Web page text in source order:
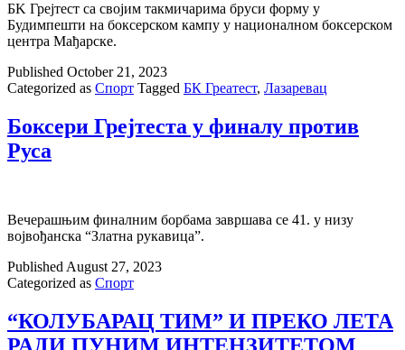
БK Грејтест са својим такмичарима бруси форму у
Будимпешти на боксерском кампу у националном боксерском
центра Мађарске.
Published October 21, 2023
Categorized as Спорт Tagged БК Греатест, Лазаревац
Боксери Грејтеста у финалу против
Руса
Вечерашњим финалним борбама завршава се 41. у низу
војвођанска “Златна рукавица”.
Published August 27, 2023
Categorized as Спорт
“КОЛУБАРАЦ ТИМ” И ПРЕКО ЛЕТА